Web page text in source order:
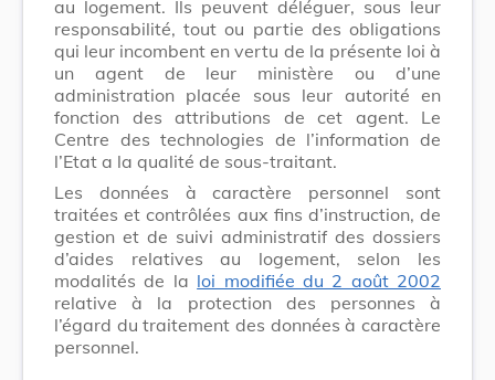
au logement. Ils peuvent déléguer, sous leur
responsabilité, tout ou partie des obligations
qui leur incombent en vertu de la présente loi à
un agent de leur ministère ou d’une
administration placée sous leur autorité en
fonction des attributions de cet agent. Le
Centre des technologies de l’information de
l’Etat a la qualité de sous-traitant.
Les données à caractère personnel sont
traitées et contrôlées aux fins d’instruction, de
gestion et de suivi administratif des dossiers
d’aides relatives au logement, selon les
modalités de la loi modifiée du 2 août 2002
relative à la protection des personnes à
l’égard du traitement des données à caractère
personnel.